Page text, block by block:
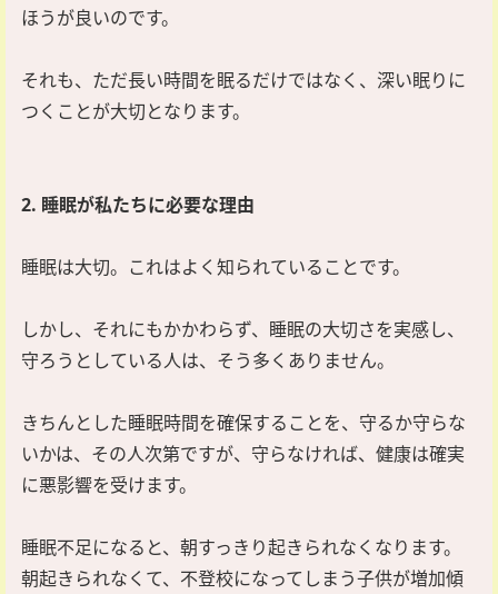
ほうが良いのです。
それも、ただ長い時間を眠るだけではなく、深い眠りに
つくことが大切となります。
2. 睡眠が私たちに必要な理由
睡眠は大切。これはよく知られていることです。
しかし、それにもかかわらず、睡眠の大切さを実感し、
守ろうとしている人は、そう多くありません。
きちんとした睡眠時間を確保することを、守るか守らな
いかは、その人次第ですが、守らなければ、健康は確実
に悪影響を受けます。
睡眠不足になると、朝すっきり起きられなくなります。
朝起きられなくて、不登校になってしまう子供が増加傾